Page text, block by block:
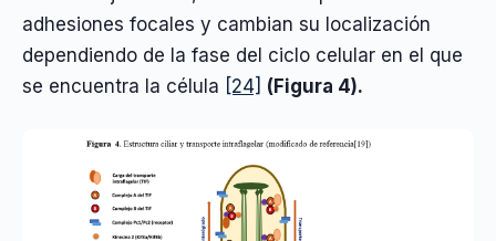
adhesiones focales y cambian su localización
dependiendo de la fase del ciclo celular en el que
se encuentra la célula [24] (Figura 4).